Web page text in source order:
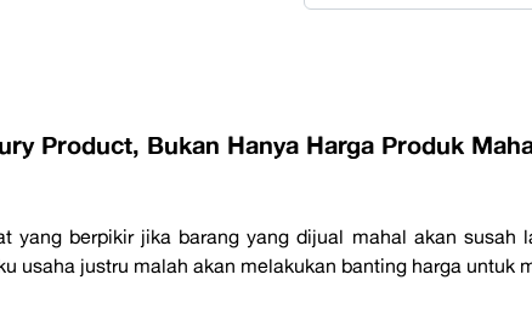
Product, Bukan Hanya Harga Produk
yang berpikir jika barang yang dijual mahal akan susah
usaha justru malah akan melakukan banting harga untuk